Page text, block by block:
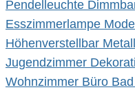
Pendelleuchte
Esszimmerlampe
Höhenverstellbar
Jugendzimmer
Wohnzimmer Büro